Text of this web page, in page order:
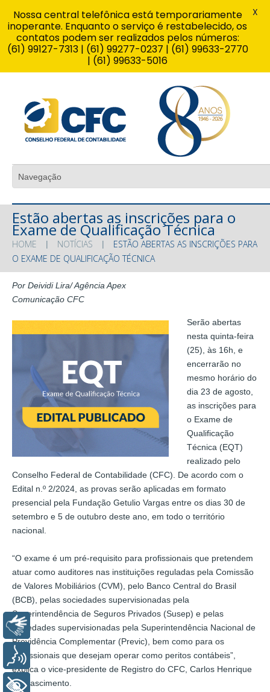
Estão abertas as inscrições para o
Exame de Qualificação Técnica
HOME NOTÍCIAS
ESTÃO ABERTAS AS INSCRIÇÕES PARA
O EXAME DE QUALIFICAÇÃO TÉCNICA
Por Deividi Lira/ Agência Apex
Comunicação CFC
Serão abertas
nesta quinta-feira
(25), às 16h, e
encerrarão no
mesmo horário do
dia 23 de agosto,
as inscrições para
o Exame de
Qualificação
Técnica (EQT)
realizado pelo
Conselho Federal de Contabilidade (CFC). De acordo com o
Edital n.º 2/2024, as provas serão aplicadas em formato
presencial pela Fundação Getulio Vargas entre os dias 30 de
setembro e 5 de outubro deste ano, em todo o território
nacional.
“O exame é um pré-requisito para profissionais que pretendem
atuar como auditores nas instituições reguladas pela Comissão
de Valores Mobiliários (CVM), pelo Banco Central do Brasil
(BCB), pelas sociedades supervisionadas pela
Superintendência de Seguros Privados (Susep) e pelas
sociedades supervisionadas pela Superintendência Nacional de
Previdência Complementar (Previc), bem como para os
profissionais que desejam operar como peritos contábeis”,
explica o vice-presidente de Registro do CFC, Carlos Henrique
do Nascimento.
Nossa central telefônica está temporariamente
inoperante. Enquanto o serviço é restabelecido, os
contatos podem ser realizados pelos números:
(61) 99127-7313 | (61) 99277-0237 | (61) 99633-2770
| (61) 99633-5016
X
Libras
Voz
+ Acessibilidade